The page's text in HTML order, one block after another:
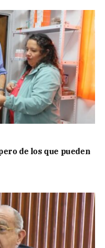
de los que pueden